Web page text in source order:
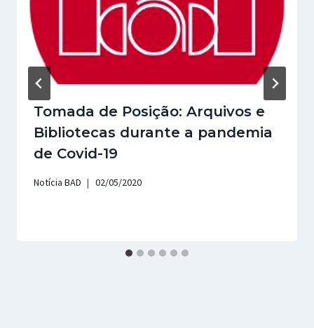
Tomada de Posição: Arquivos e
Bibliotecas durante a pandemia
de Covid-19
Notícia BAD 02/05/2020